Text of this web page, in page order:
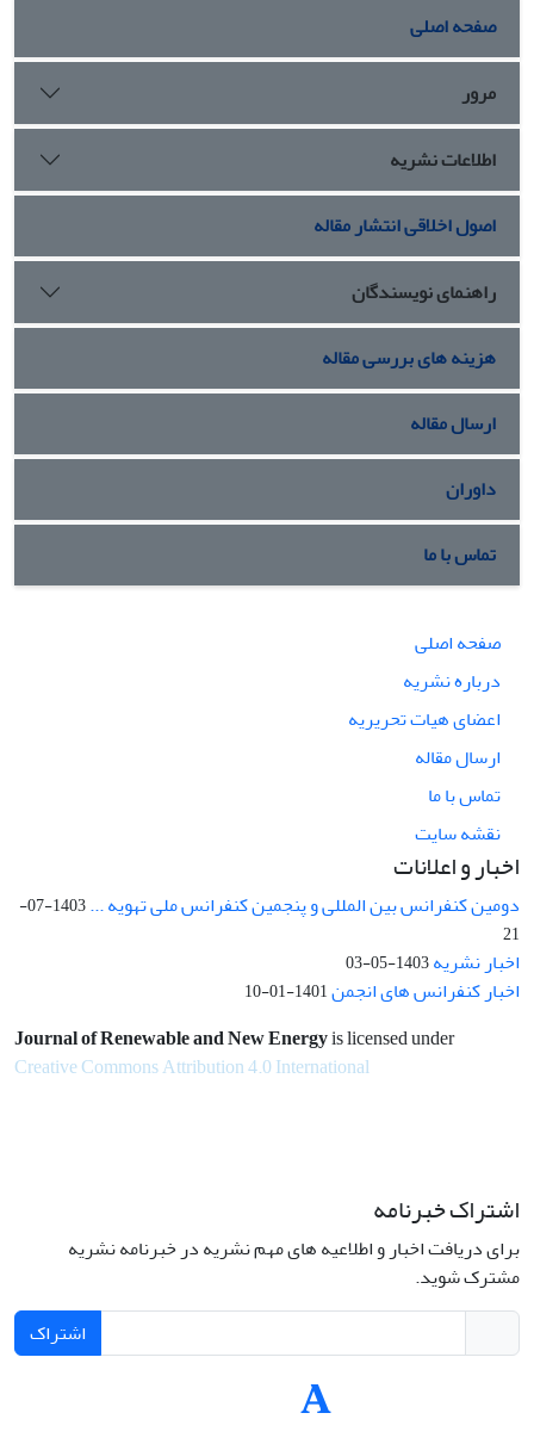
صفحه اصلی
مرور
اطلاعات نشریه
اصول اخلاقی انتشار مقاله
راهنمای نویسندگان
هزینه های بررسی مقاله
ارسال مقاله
داوران
تماس با ما
صفحه اصلی
درباره نشریه
اعضای هیات تحریریه
ارسال مقاله
تماس با ما
نقشه سایت
اخبار و اعلانات
دومین کنفرانس بین المللی و پنجمین کنفرانس ملی تهویه ...
1403-07-
21
اخبار نشریه1403-05-03
اخبار کنفرانس های انجمن1401-01-10
Journal of Renewable and New Energyis licensed under
Creative Commons Attribution 4.0 International
اشتراک خبرنامه
برای دریافت اخبار و اطلاعیه های مهم نشریه در خبرنامه نشریه
مشترک شوید.
اشتراک